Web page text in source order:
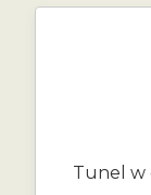
Tunel w